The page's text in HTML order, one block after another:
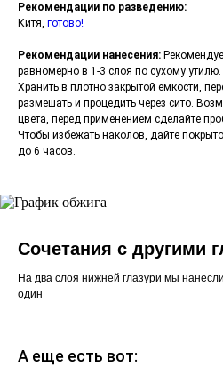
Рекомендации по разведению:
Китя, готово!
Рекомендации нанесения:
равномерно в 1-3 слоя по сухому утилю.
Хранить в плотно закрытой емкости,
размешать и процедить через сито.
цвета, перед применением сделайте
Чтобы избежать наколов, дайте
до 6 часов.
Сочетания с другими
На два слоя нижней глазури мы
один
А еще есть вот: